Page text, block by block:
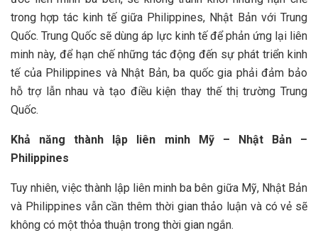
trong hợp tác kinh tế giữa Philippines, Nhật Bản với Trung
Quốc. Trung Quốc sẽ dùng áp lực kinh tế để phản ứng lại liên
minh này, để hạn chế những tác động đến sự phát triển kinh
tế của Philippines và Nhật Bản, ba quốc gia phải đảm bảo
hỗ trợ lẫn nhau và tạo điều kiện thay thế thị trường Trung
Quốc.
Khả năng thành lập liên minh Mỹ – Nhật Bản –
Philippines
Tuy nhiên, việc thành lập liên minh ba bên giữa Mỹ, Nhật Bản
và Philippines vẫn cần thêm thời gian thảo luận và có vẻ sẽ
không có một thỏa thuận trong thời gian ngắn.